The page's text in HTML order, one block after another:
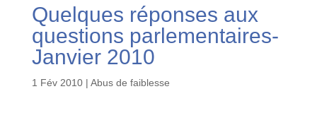
Quelques réponses aux
questions parlementaires-
Janvier 2010
1 Fév 2010| Abus de faiblesse